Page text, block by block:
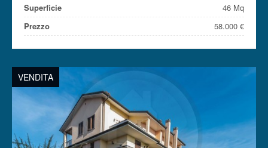
Superficie
46 Mq
Prezzo
58.000 €
VENDITA